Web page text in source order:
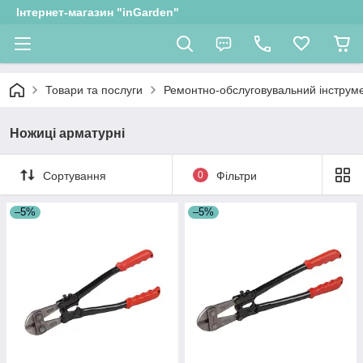
Інтернет-магазин "inGarden"
Товари та послуги Ремонтно-обслуговувальний
Ножиці арматурні
Сортування 0 Фільтри
–5% –5%